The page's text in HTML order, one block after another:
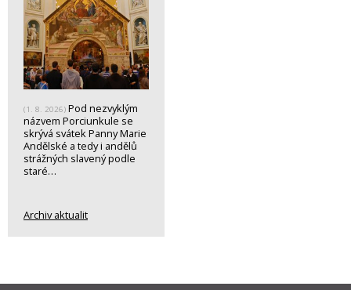
(1. 8. 2026) Pod nezvyklým
názvem Porciunkule se
skrývá svátek Panny Marie
Andělské a tedy i andělů
strážných slavený podle
staré…
Archiv aktualit